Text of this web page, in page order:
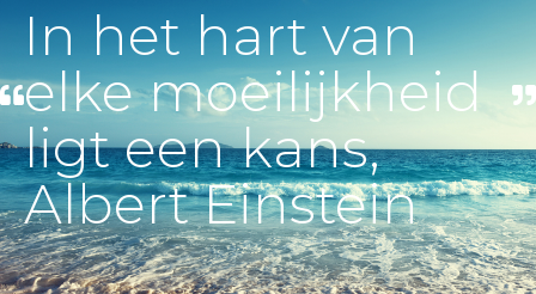
In het hart van
elke moeilijkheid
ligt een kans,
Albert Einstein